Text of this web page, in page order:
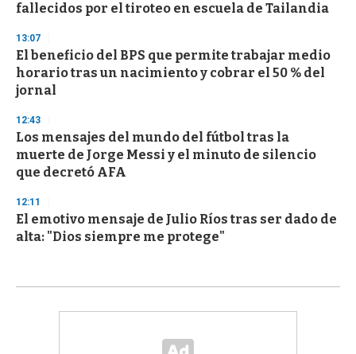
fallecidos por el tiroteo en escuela de Tailandia
13:07
El beneficio del BPS que permite trabajar medio
horario tras un nacimiento y cobrar el 50 % del
jornal
12:43
Los mensajes del mundo del fútbol tras la
muerte de Jorge Messi y el minuto de silencio
que decretó AFA
12:11
El emotivo mensaje de Julio Ríos tras ser dado de
alta: "Dios siempre me protege"